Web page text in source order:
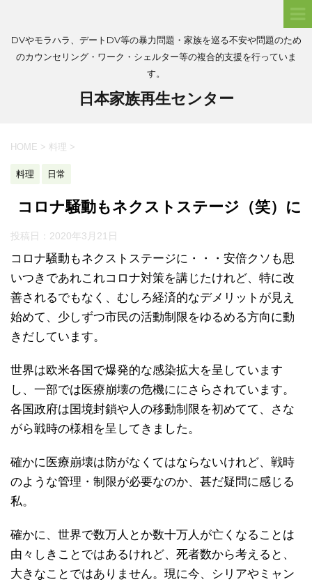
DVやモラハラ、デートDV等の暴力問題・家族を巡る不安や問題のため
のカウンセリング・ワーク・シェルター等の複合的支援を行っていま
す。
日本家族再生センター
HOME > 料理 >
料理 日常
コロナ騒動もネクストステージ（笑）に
投稿日： 2020年3月21日
コロナ騒動もネクストステージに・・・安倍クソも思
いつきであれこれコロナ対策を講じたけれど、特に改
善されるでもなく、むしろ経済的なデメリットが見え
始めて、少しずつ市民の活動制限をゆるめる方向に動
きだしています。
世界は欧米各国で爆発的な感染拡大を呈しています
し、一部では医療崩壊の危機ににさらされています。
各国政府は国境封鎖や人の移動制限を初めてて、さな
がら戦時の様相を呈してきました。
確かに医療崩壊は防がなくてはならないけれど、戦時
のような管理・制限が必要なのか、甚だ疑問に感じる
私。
確かに、世界で数万人とか数十万人が亡くなることは
由々しきことではあるけれど、死者数から考えると、
大きなことではありません。現に今、シリアやミャン